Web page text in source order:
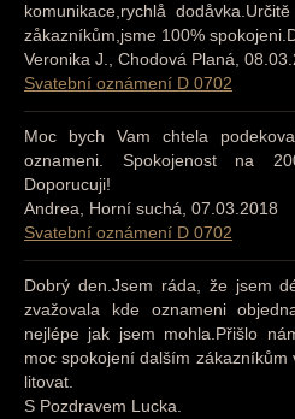
komunikace,rychlå
zåkazníkům,jsme 100%
Veronika J., Chodová Planá,
Svatební oznámení D 0702
Moc bych Vam chtela
oznameni. Spokojenost na
Doporucuji!
Andrea, Horní suchá, 07.03.2018
Svatební oznámení D 0702
Dobrý den.Jsem ráda, že jsem
zvažovala kde oznameni
nejlépe jak jsem mohla.Přišlo
moc spokojení dalším zákazníkům
litovat.
S Pozdravem Lucka.